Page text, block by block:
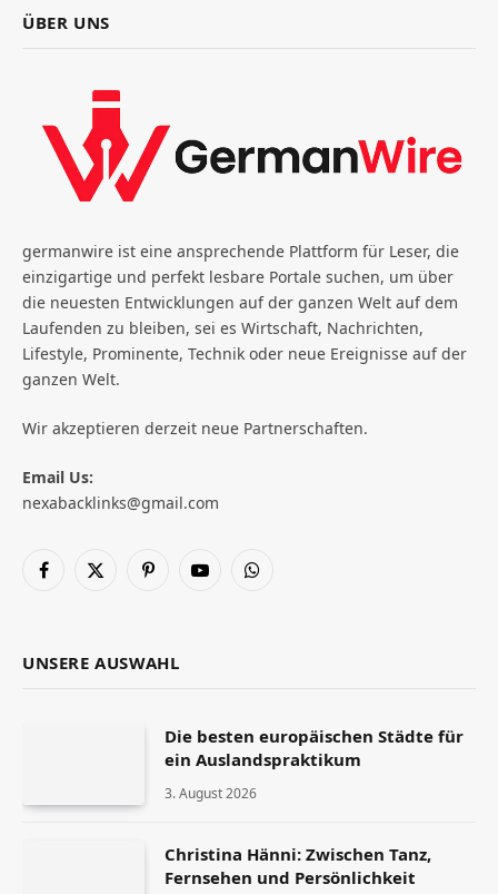
ÜBER UNS
germanwire ist eine ansprechende Plattform für Leser, die
einzigartige und perfekt lesbare Portale suchen, um über
die neuesten Entwicklungen auf der ganzen Welt auf dem
Laufenden zu bleiben, sei es Wirtschaft, Nachrichten,
Lifestyle, Prominente, Technik oder neue Ereignisse auf der
ganzen Welt.
Wir akzeptieren derzeit neue Partnerschaften.
Email Us:
nexabacklinks@gmail.com
Facebook
X
PinterestYouTubeWhatsApp
UNSERE AUSWAHL
Die besten europäischen Städte für
ein Auslandspraktikum
3. August 2026
Christina Hänni: Zwischen Tanz,
Fernsehen und Persönlichkeit